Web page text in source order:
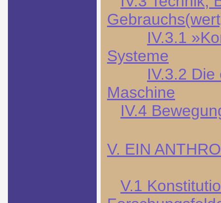
IV.3.1
Systeme
IV.3.2
Maschine
IV.4
V. EIN
V.1